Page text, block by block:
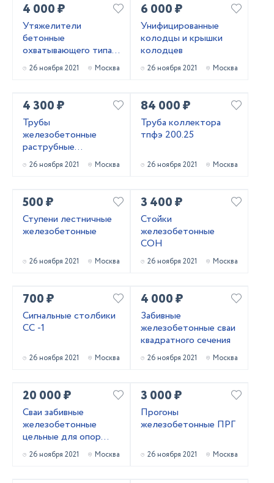
4 000 ₽
Утяжелители
бетонные
охватывающего типа
УБО
26 ноября 2021 Москва
6 000 ₽
Унифицированные
колодцы и крышки
колодцев
26 ноября 2021 Москва
4 300 ₽
Трубы
железобетонные
раструбные
безнапорные
армированные
26 ноября 2021 Москва
84 000 ₽
Труба коллектора
тпфэ 200.25
26 ноября 2021 Москва
500 ₽
Ступени лестничные
железобетонные
26 ноября 2021 Москва
3 400 ₽
Стойки
железобетонные
СОН
26 ноября 2021 Москва
700 ₽
Сигнальные столбики
СС -1
26 ноября 2021 Москва
4 000 ₽
Забивные
железобетонные сваи
квадратного сечения
26 ноября 2021 Москва
20 000 ₽
Сваи забивные
железобетонные
цельные для опор
мостов
26 ноября 2021 Москва
3 000 ₽
Прогоны
железобетонные ПРГ
26 ноября 2021 Москва